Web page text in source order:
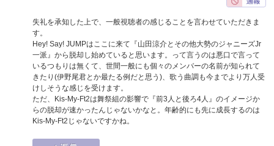
失礼を承知した上で、一般視聴者の感じることを言わせていただきま
す。
Hey! Say! JUMPはここに来て『山田涼介とその他大勢のジャニーズJr
一派』から脱却し始めていると思います。って言うのは悪口で言って
いるつもりは無くて、世間一般にも個々のメンバーの名前が知られて
きたり(伊野尾君とか最たる例だと思う)、歌う曲調も今までより万人受
けしそうな感じを受けます。
ただ、Kis-My-Ft2は舞祭組の影響で『前3人と後ろ4人』のイメージか
らの脱却が速かったんじゃないかなと。年齢的にも先に成長するのは
Kis-My-Ft2じゃないですかね。